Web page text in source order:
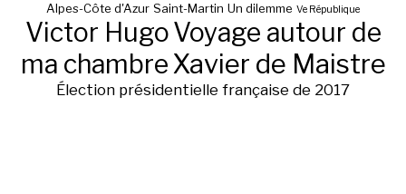
Alpes-Côte d'Azur Saint-Martin Un dilemme Ve République
Victor HugoVoyage autour de
ma chambreXavier de Maistre
Élection présidentielle française de 2017